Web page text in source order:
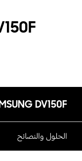
DV150F
الحلول والنصائح